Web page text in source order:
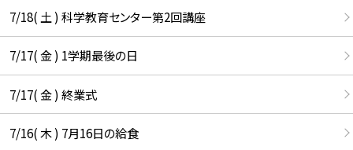
7/18( 土 ) 科学教育センター第2回講座
7/17( 金 ) 1学期最後の日
7/17( 金 ) 終業式
7/16( 木 ) 7月16日の給食